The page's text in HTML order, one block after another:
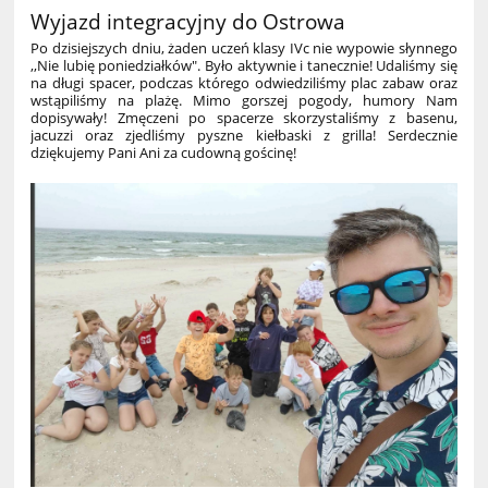
Wyjazd integracyjny do Ostrowa
Po dzisiejszych dniu, żaden uczeń klasy IVc nie wypowie słynnego
,,Nie lubię poniedziałków". Było aktywnie i tanecznie! Udaliśmy się
na długi spacer, podczas którego odwiedziliśmy plac zabaw oraz
wstąpiliśmy na plażę. Mimo gorszej pogody, humory Nam
dopisywały! Zmęczeni po spacerze skorzystaliśmy z basenu,
jacuzzi oraz zjedliśmy pyszne kiełbaski z grilla! Serdecznie
dziękujemy Pani Ani za cudowną gościnę!